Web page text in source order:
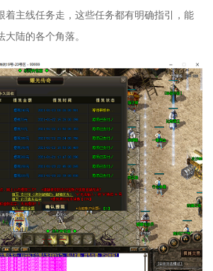
着主线任务走，这些任务都有明确指引，能
陆的各个角落。